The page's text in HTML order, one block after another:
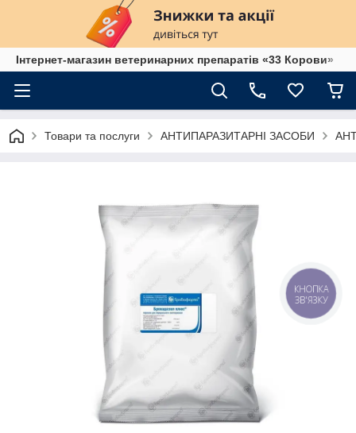
Інтернет-магазин ветеринарних препаратів «33 Корови»
Товари та послуги АНТИПАРАЗИТАРНІ ЗАСОБИ
КНОПКА
ЗВ'ЯЗКУ